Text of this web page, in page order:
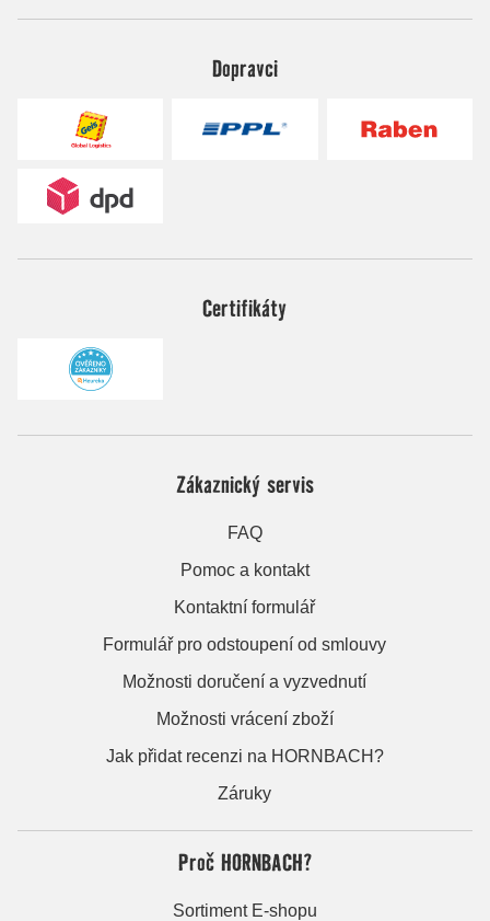
Dopravci
Certifikáty
Zákaznický servis
FAQ
Pomoc a kontakt
Kontaktní formulář
Formulář pro odstoupení od smlouvy
Možnosti doručení a vyzvednutí
Možnosti vrácení zboží
Jak přidat recenzi na HORNBACH?
Záruky
Proč HORNBACH?
Sortiment E-shopu